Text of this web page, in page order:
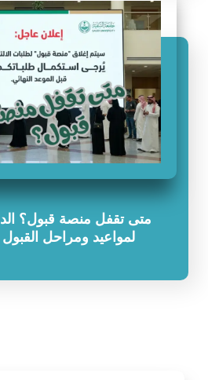
متى تقفل منصة قبول؟
لمواعيد ومراحل